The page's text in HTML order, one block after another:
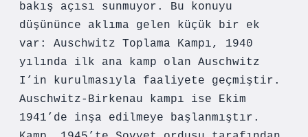
bakış açısı sunmuyor. Bu konuyu
düşününce aklıma gelen küçük bir ek
var: Auschwitz Toplama Kampı, 1940
yılında ilk ana kamp olan Auschwitz
I’in kurulmasıyla faaliyete geçmiştir.
Auschwitz-Birkenau kampı ise Ekim
1941’de inşa edilmeye başlanmıştır.